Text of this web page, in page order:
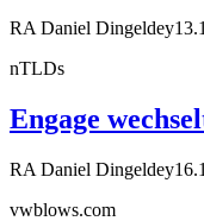
RA Daniel Dingeldey
nTLDs
Engage
RA Daniel Dingeldey
vwblows.com